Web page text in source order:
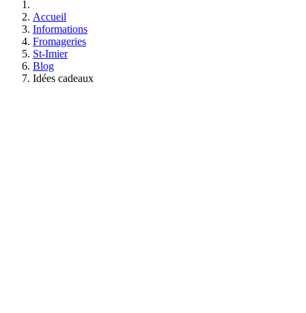
Accueil
Informations
Fromageries
St-Imier
Blog
Idées cadeaux